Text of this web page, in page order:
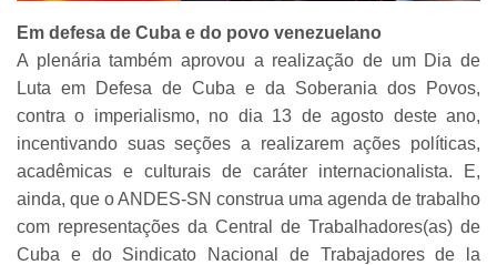
Em defesa de Cuba e do povo venezuelano
A plenária também aprovou a realização de um Dia de
Luta em Defesa de Cuba e da Soberania dos Povos,
contra o imperialismo, no dia 13 de agosto deste ano,
incentivando suas seções a realizarem ações políticas,
acadêmicas e culturais de caráter internacionalista. E,
ainda, que o ANDES-SN construa uma agenda de trabalho
com representações da Central de Trabalhadores(as) de
Cuba e do Sindicato Nacional de Trabajadores de la